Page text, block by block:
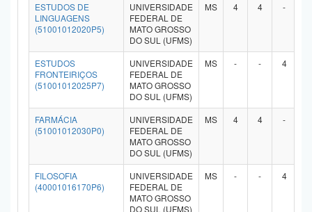
ESTUDOS DE
LINGUAGENS
(51001012020P5)
UNIVERSIDADE
FEDERAL DE
MATO GROSSO
DO SUL (UFMS)
MS 4 4 -
ESTUDOS
FRONTEIRIÇOS
(51001012025P7)
UNIVERSIDADE
FEDERAL DE
MATO GROSSO
DO SUL (UFMS)
MS - - 4
FARMÁCIA
(51001012030P0)
UNIVERSIDADE
FEDERAL DE
MATO GROSSO
DO SUL (UFMS)
MS 4 4 -
FILOSOFIA
(40001016170P6)
UNIVERSIDADE
FEDERAL DE
MATO GROSSO
DO SUL (UFMS)
MS - - 4